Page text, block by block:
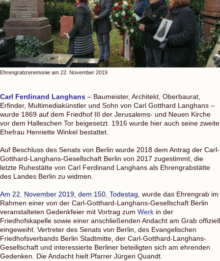
Ehrengrabzeremonie am 22. November 2019
Carl Ferdinand Langhans – Baumeister, Architekt, Oberbaurat,
Erfinder, Multimediakünstler und Sohn von Carl Gotthard Langhans –
wurde 1869 auf dem Friedhof III der Jerusalems- und Neuen Kirche
vor dem Halleschen Tor beigesetzt. 1916 wurde hier auch seine zweite
Ehefrau Henriette Winkel bestattet.
Auf Beschluss des Senats von Berlin wurde 2018 dem Antrag der Carl-
Gotthard-Langhans-Gesellschaft Berlin von 2017 zugestimmt, die
letzte Ruhestätte von Carl Ferdinand Langhans als Ehrengrabstätte
des Landes Berlin zu widmen.
Am 22. November 2019, dem 150. Todestag, wurde das Ehrengrab im
Rahmen einer von der Carl-Gotthard-Langhans-Gesellschaft Berlin
veranstalteten Gedenkfeier mit Vortrag zum Werk in der
Friedhofskapelle sowie einer anschließenden Andacht am Grab offiziell
eingeweiht. Vertreter des Senats von Berlin, des Evangelischen
Friedhofsverbands Berlin Stadtmitte, der Carl-Gotthard-Langhans-
Gesellschaft und interessierte Berliner beteiligten sich am ehrenden
Gedenken. Die Andacht hielt Pfarrer Jürgen Quandt.